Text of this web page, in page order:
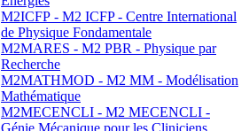
M2ICFP - M2 ICFP - Centre International
de Physique Fondamentale
M2MARES - M2 PBR - Physique par
Recherche
M2MATHMOD - M2 MM - Modélisation
Mathématique
M2MECENCLI - M2 MECENCLI -
Génie Mécanique pour les Cliniciens